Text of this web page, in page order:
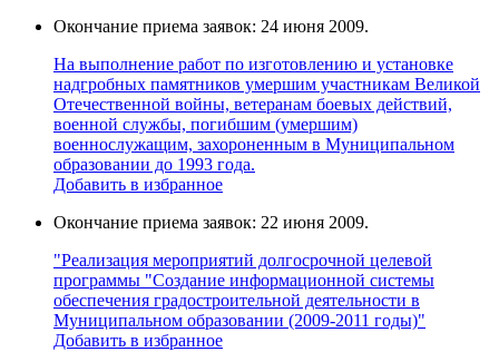
Окончание приема заявок: 24 июня 2009.
На выполнение работ по изготовлению и установке
надгробных памятников умершим участникам Великой
Отечественной войны, ветеранам боевых действий,
военной службы, погибшим (умершим)
военнослужащим, захороненным в Муниципальном
образовании до 1993 года.
Добавить в избранное
Окончание приема заявок: 22 июня 2009.
"Реализация мероприятий долгосрочной целевой
программы "Создание информационной системы
обеспечения градостроительной деятельности в
Муниципальном образовании (2009-2011 годы)"
Добавить в избранное